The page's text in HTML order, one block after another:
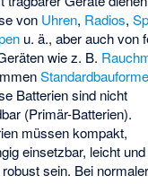
von Uhren, Radios,
u. ä., aber auch von
wie z. B.
Batterien sind nicht
(Primär-Batterien).
müssen kompakt,
einsetzbar, leicht
sein. Bei